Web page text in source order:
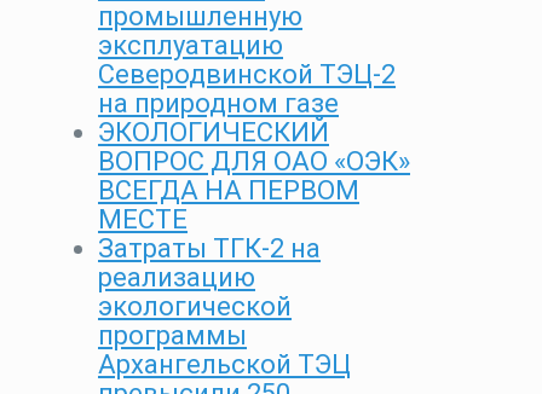
промышленную
эксплуатацию
Северодвинской ТЭЦ-2
на природном газе
ЭКОЛОГИЧЕСКИЙ
ВОПРОС ДЛЯ ОАО «ОЭК»
ВСЕГДА НА ПЕРВОМ
МЕСТЕ
Затраты ТГК-2 на
реализацию
экологической
программы
Архангельской ТЭЦ